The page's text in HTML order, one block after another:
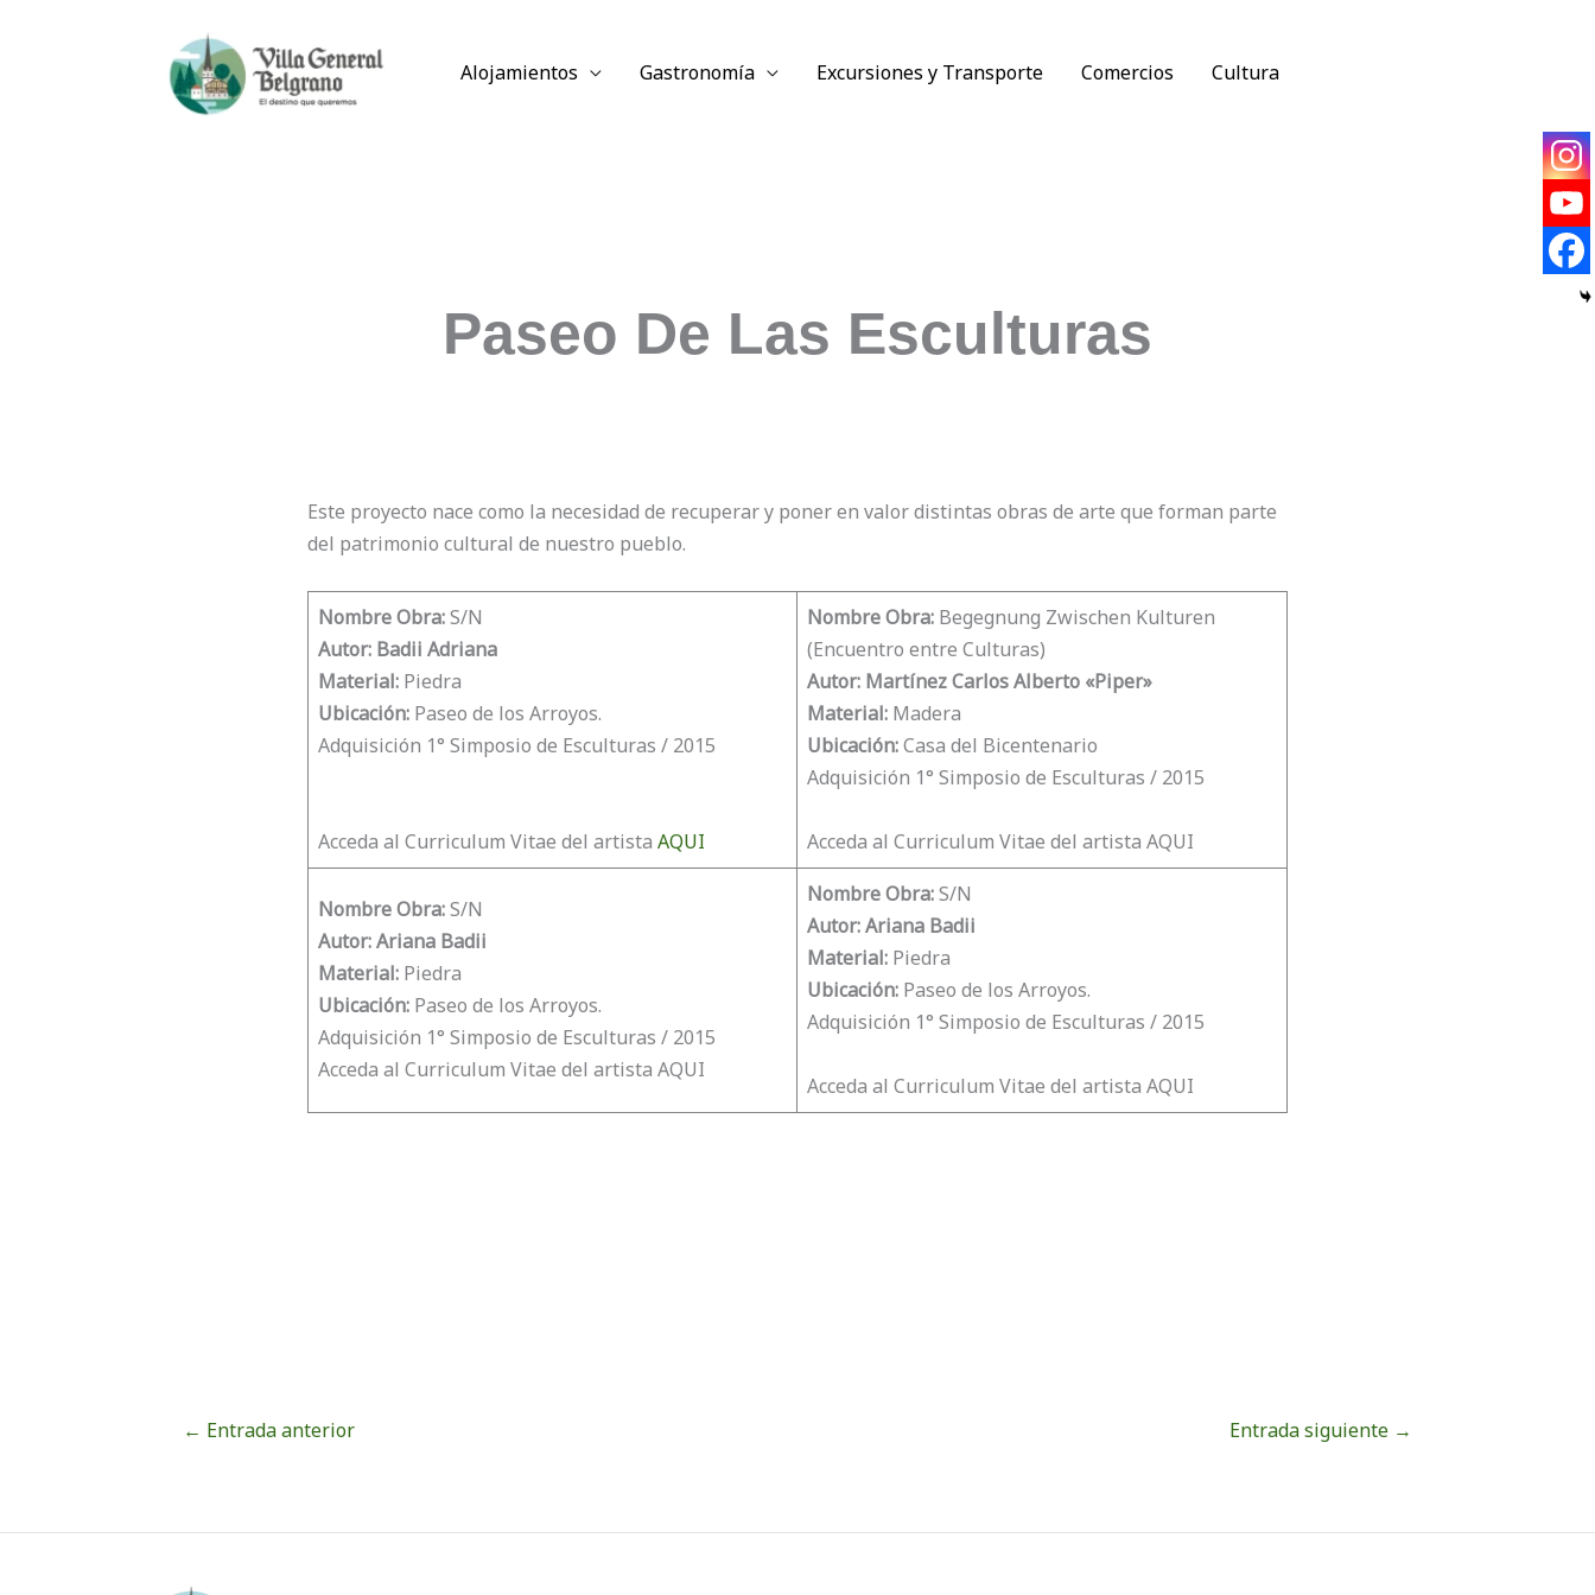
Alojamientos Gastronomía Excursiones y Transporte Comercios Cultura
Paseo De Las Esculturas
Este proyecto nace como la necesidad de recuperar y poner en valor distintas obras de arte que forman parte
del patrimonio cultural de nuestro pueblo.
Nombre Obra:S/N
Autor: Badii Adriana
Material: Piedra
Ubicación:Paseo de los Arroyos.
Adquisición 1° Simposio de Esculturas / 2015
Acceda al Curriculum Vitae del artista AQUI
Nombre Obra:Begegnung Zwischen Kulturen
(Encuentro entre Culturas)
Autor: MartínezCarlos Alberto «Piper»
Material: Madera
Ubicación:Casa del Bicentenario
Adquisición 1° Simposio de Esculturas / 2015
Acceda al Curriculum Vitae del artista AQUI
Nombre Obra:S/N
Autor:Ariana Badii
Material: Piedra
Ubicación:Paseo de los Arroyos.
Adquisición 1° Simposio de Esculturas / 2015
Acceda al Curriculum Vitae del artista AQUI
Nombre Obra:S/N
Autor:Ariana Badii
Material: Piedra
Ubicación:Paseo de los Arroyos.
Adquisición 1° Simposio de Esculturas / 2015
Acceda al Curriculum Vitae del artista AQUI
← Entrada anterior Entrada siguiente →